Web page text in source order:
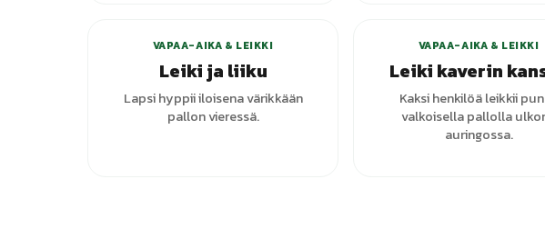
VAPAA-AIKA & LEIKKI
Leiki ja liiku
Lapsi hyppii iloisena värikkään
pallon vieressä.
VAPAA-AIKA & LEIKKI
Leiki kaverin
Kaksi henkilöä leikkii
valkoisella pallolla
auringossa.